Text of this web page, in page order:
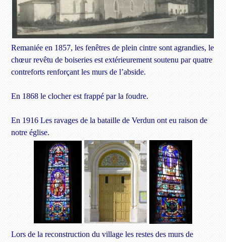
Remaniée en 1857, les fenêtres de plein cintre sont agrandies, le
chœur revêtu de boiseries est extérieurement soutenu par quatre
contreforts renforçant les murs de l’abside.
En 1868 le clocher est frappé par la foudre.
En 1916 Les ravages de la bataille de Verdun ont eu raison de
notre église.
Lors de la reconstruction du village les restes des murs de